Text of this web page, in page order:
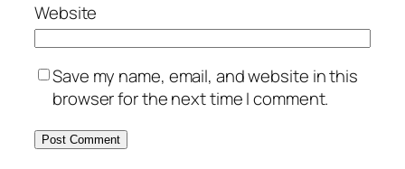
Website
Save my name, email, and website in this
browser for the next time I comment.